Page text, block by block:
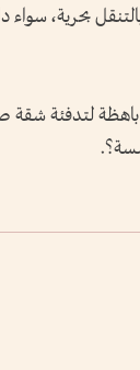
بحرية، سواء
باهظة لتدفئة شقة